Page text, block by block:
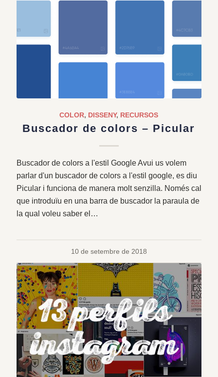
COLOR, DISSENY, RECURSOS
Buscador de colors – Picular
Buscador de colors a l'estil Google Avui us volem
parlar d'un buscador de colors a l'estil google, es diu
Picular i funciona de manera molt senzilla. Només cal
que introduïu en una barra de buscador la paraula de
la qual voleu saber el…
10 de setembre de 2018